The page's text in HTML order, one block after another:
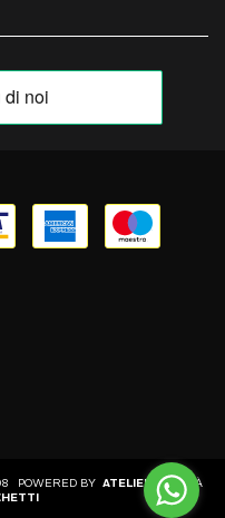
POWERED BY ATELIER
SOCIETÀ